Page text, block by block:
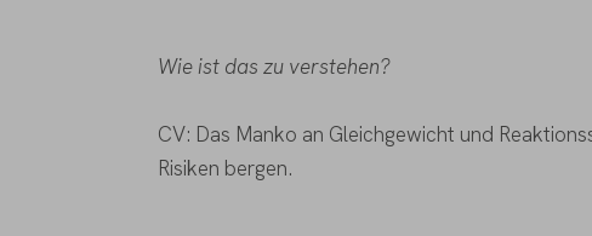
Wie ist das zu verstehen?
CV: Das Manko an Gleichgewicht und
Risiken bergen.